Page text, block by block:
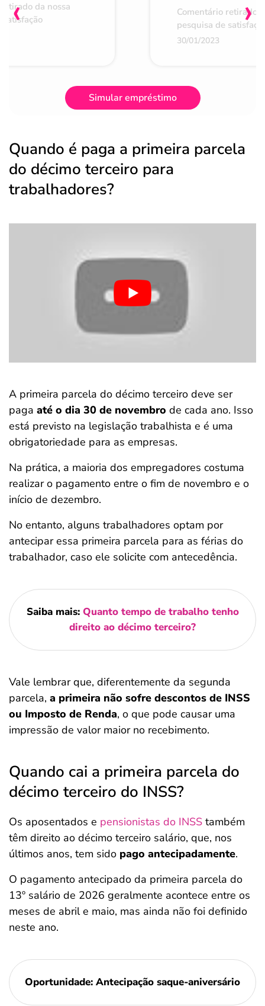
da nossa
Comentário retirado
pesquisa de
30/01/2023
‹ ›
Simular empréstimo
Quando é paga a primeira parcela
do décimo terceiro para
trabalhadores?
A primeira parcela do décimo terceiro deve ser
paga até o dia 30 de novembro de cada ano. Isso
está previsto na legislação trabalhista e é uma
obrigatoriedade para as empresas.
Na prática, a maioria dos empregadores costuma
realizar o pagamento entre o fim de novembro e o
início de dezembro.
No entanto, alguns trabalhadores optam por
antecipar essa primeira parcela para as férias do
trabalhador, caso ele solicite com antecedência.
Saiba mais: Quanto tempo de trabalho tenho
direito ao décimo terceiro?
Vale lembrar que, diferentemente da segunda
parcela, a primeira não sofre descontos de INSS
ou Imposto de Renda, o que pode causar uma
impressão de valor maior no recebimento.
Quando cai a primeira parcela do
décimo terceiro do INSS?
Os aposentados e pensionistas do INSS também
têm direito ao décimo terceiro salário, que, nos
últimos anos, tem sido pago antecipadamente.
O pagamento antecipado da primeira parcela do
13º salário de 2026 geralmente acontece entre os
meses de abril e maio, mas ainda não foi definido
neste ano.
Oportunidade: Antecipação saque-aniversário